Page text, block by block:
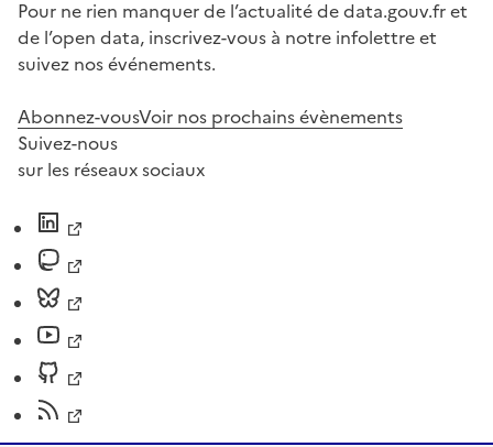
Pour ne rien manquer de l’actualité de data.gouv.fr et
de l’open data, inscrivez-vous à notre infolettre et
suivez nos événements.
Abonnez-vousVoir nos prochains évènements
Suivez-nous
sur les réseaux sociaux